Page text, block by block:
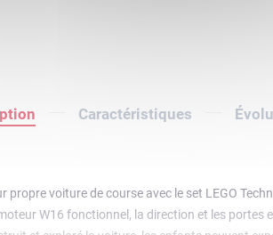
Caractéristiques
propre voiture de course avec le set LEGO
W16 fonctionnel, la direction et les